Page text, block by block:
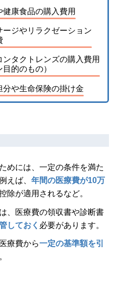
健康食品の購入費用
ージやリラクゼーション
タクトレンズの購入費用
目的のもの）
分や生命保険の掛け金
めには、一定の条件を満た
えば、年間の医療費が10万
除が適用されるなど。
、医療費の領収書や診断書
しておく 必要があります。
療費から一定の基準額を引